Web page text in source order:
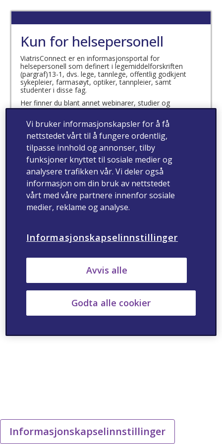
Kun for helsepersonell
ViatrisConnect er en informasjonsportal for
helsepersonell som definert i legemiddelforskriften
(pargraf)13-1, dvs. lege, tannlege, offentlig godkjent
sykepleier, farmasøyt, optiker, tannpleier, samt
studenter i disse fag.
Her finner du blant annet webinarer, studier og
produktinformasjon.
Jeg bekrefter at jeg er
helsepersonell som definert
i legemiddelforskriften
(paragraf) 13-1
Informasjonskapselinnstillinger
Vi bruker informasjonskapsler for å få
nettstedet vårt til å fungere ordentlig,
tilpasse innhold og annonser, tilby
funksjoner knyttet til sosiale medier og
analysere trafikken vår. Vi deler også
informasjon om din bruk av nettstedet
vårt med våre partnere innenfor sosiale
medier, reklame og analyse.
Informasjonskapselinnstillinger
Avvis alle
Godta alle cookier